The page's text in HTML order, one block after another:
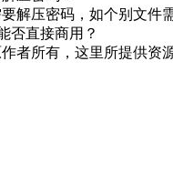
解压密码，如个别文件
否直接商用？
者所有，这里所提供资